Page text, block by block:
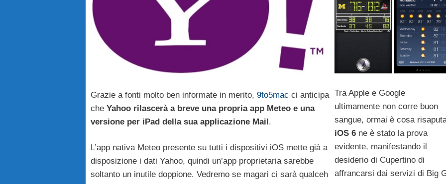
Grazie a fonti molto ben informate in merito, 9to5mac ci anticipa
che Yahoo rilascerà a breve una propria app Meteo e una
versione per iPad della sua applicazione Mail.
L’app nativa Meteo presente su tutti i dispositivi iOS mette già a
disposizione i dati Yahoo, quindi un’app proprietaria sarebbe
soltanto un inutile doppione. Vedremo se magari ci sarà qualceh
Tra Apple e Google
ultimamente non corre buon
sangue, ormai è cosa
iOS 6ne è stato la prova
evidente, manifestando il
desiderio di Cupertino di
affrancarsi dai servizi di Big